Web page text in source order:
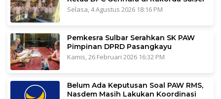
Selasa, 4 Agustus 2026 18:16 PM
Pemkesra Sulbar Serahkan SK PAW
Pimpinan DPRD Pasangkayu
Kamis, 26 Februari 2026 16:32 PM
Belum Ada Keputusan Soal PAW RMS,
Nasdem Masih Lakukan Koordinasi